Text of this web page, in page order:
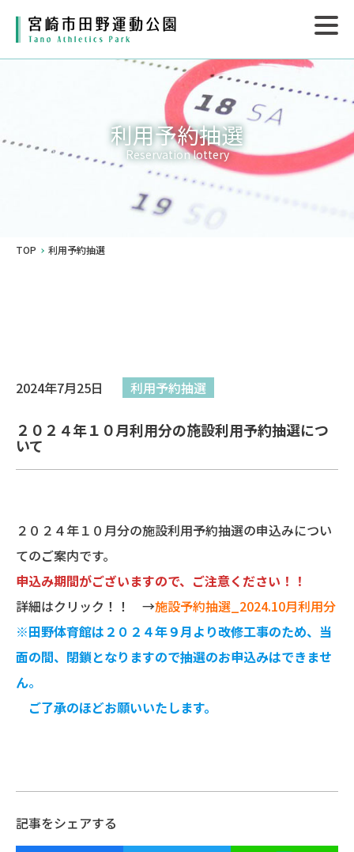
利用予約抽選
Reservation lottery
TOP 利用予約抽選
2024年7月25日 利用予約抽選
２０２４年１０月利用分の施設利用予約抽選につ
いて
２０２４年１０月分の施設利用予約抽選の申込みについ
てのご案内です。
申込み期間がございますので、ご注意ください！！
詳細はクリック！！ →施設予約抽選_2024.10月利用分
※田野体育館は２０２４年９月より改修工事のため、当
面の間、閉鎖となりますので抽選のお申込みはできませ
ん。
ご了承のほどお願いいたします。
記事をシェアする